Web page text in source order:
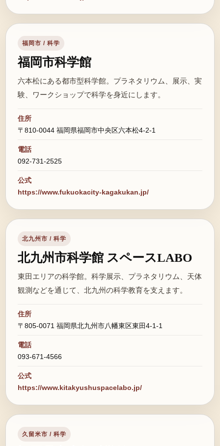
福岡市 / 科学
福岡市科学館
六本松にある都市型科学館。プラネタリウム、展示、実
験、ワークショップで科学を身近にします。
住所
〒810-0044 福岡県福岡市中央区六本松4-2-1
電話
092-731-2525
公式
https://www.fukuokacity-kagakukan.jp/
北九州市 / 科学
北九州市科学館 スペースLABO
東田エリアの科学館。科学展示、プラネタリウム、天体
観測などを通じて、北九州の科学教育を支えます。
住所
〒805-0071 福岡県北九州市八幡東区東田4-1-1
電話
093-671-4566
公式
https://www.kitakyushuspacelabo.jp/
久留米市 / 科学